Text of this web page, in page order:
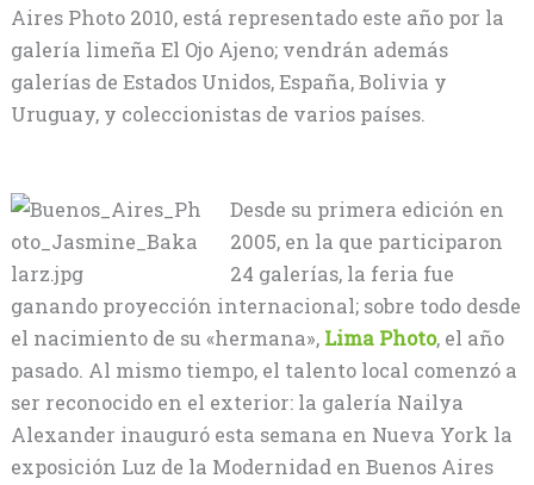
Aires Photo 2010, está representado este año por la
galería limeña El Ojo Ajeno; vendrán además
galerías de Estados Unidos, España, Bolivia y
Uruguay, y coleccionistas de varios países.
Desde su primera edición en
2005, en la que participaron
24 galerías, la feria fue
ganando proyección internacional; sobre todo desde
el nacimiento de su «hermana», Lima Photo, el año
pasado. Al mismo tiempo, el talento local comenzó a
ser reconocido en el exterior: la galería Nailya
Alexander inauguró esta semana en Nueva York la
exposición Luz de la Modernidad en Buenos Aires